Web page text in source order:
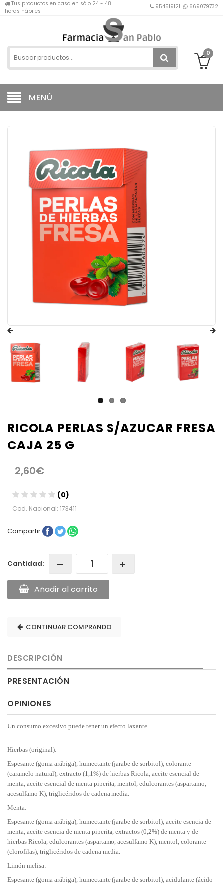
Tus productos en casa en sólo 24 - 48
horas hábiles
954519121 669079732
0
MENÚ
RICOLA PERLAS S/AZUCAR FRESA
CAJA 25 G
2,60€
(0)
Cod. Nacional: 173411
Compartir
Cantidad:
Añadir al carrito
CONTINUAR COMPRANDO
DESCRIPCIÓN
PRESENTACIÓN
OPINIONES
Un consumo excesivo puede tener un efecto laxante.
Hierbas (original):
Espesante (goma arábiga), humectante (jarabe de sorbitol), colorante
(caramelo natural), extracto (1,1%) de hierbas Ricola, aceite esencial de
menta, aceite esencial de menta piperita, mentol, edulcorantes (aspartamo,
acesulfamo K), triglicéridos de cadena media.
Menta:
Espesante (goma arábiga), humectante (jarabe de sorbitol), aceite esencia de
menta, aceite esencia de menta piperita, extractos (0,2%) de menta y de
hierbas Ricola, edulcorantes (aspartamo, acesulfamo K), mentol, colorante
(clorofilas), triglicéridos de cadena media.
Limón melisa:
Espesante (goma arábiga), humectante (jarabe de sorbitol), acidulante (ácido